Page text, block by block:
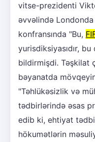
vitse-prezidenti
əvvəlində
konfransında "Bu,
yurisdiksiyasıdır, bu
bildirmişdi. Təşkilat
bəyanatda
"Təhlükəsizlik və
tədbirlərində əsas
edib ki, ehtiyat
hökumətlərin